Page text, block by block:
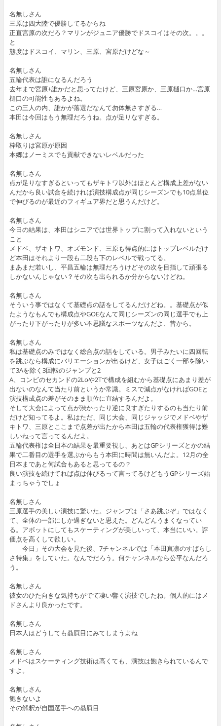
名無しさん
三原は四大陸で優勝してるからね
正直宮原の次だろ？マリンがジュニア優勝でドスコイはその次。。。
と
態度はドスコイ、マリン、三原、宮原だけどな～
名無しさん
五輪代表は誰になるんだろう
去年まで宮原+誰かだと思ってたけど、三原宮原か、三原樋口か…宮原
樋口の可能性もあるよね。
この三人の内、誰かが落選だなんて勿体無さすぎる…
本田は今回はもう無理だろうね。点が足りなすぎる。
名無しさん
枠取りは宮原が原因
本郷はノーミスでも貢献できないレベルだった
名無しさん
点が足りなすぎるといってもザキトワ以外はほとんど構成上差がない
んだから良い試合を続ければ演技構成点が同じシーズンでも10点単位
で伸びるのが最近のフィギュア界だと思うんだけど。
名無しさん
今日の結果は、本田はシニアでは世界トップに割って入れないという
こと
メドベ、ザキトワ、オズモンド、三原も得点的にはトップレベルだけ
ど本田はそれより一段も二段も下のレベルで戦ってる。
まあまだ若いし、平昌五輪は無理だろうけどその次を目指して頑張る
しかないんじゃない？その次も出られるか分からないけどね。
名無しさん
そういう事ではなくて基礎点の話をしてるんだけどね。。基礎点が似
たようなもんでも構成点やGOEなんて同じシーズンの同じ選手でも上
がったり下がったりが多い不思議なスポーツなんだよ、昔から。
名無しさん
私は基礎点のみではなく総合点の話をしている。男子みたいに四回転
を跳ぶなら構成にバリエーションが出るけど、女子はごく一部を除い
て3Aを除く3回転のジャンプと2
A、コンビのセカンドの2Loや2Tで構成を組むから基礎点にあまり差が
出ないのなんて当たり前というか常識。ミスで減点がなければGOEと
演技構成点の差がそのまま順位に直結するんだよ。
そして大会によって点が渋かったり逆に良すぎたりするのも当たり前
だけど知ってるよ。私はただ、同じ大会、同じジャッジでメドベやザ
キトワ、三原とここまで点差が出たから本田は五輪の代表権獲得は難
しいねって言ってるんだよ。
五輪代表権は全日本の結果を最重要視し、あとはGPシリーズとかの結
果で二番目の選手を選ぶからもう本田に時間は無いんだよ。12月の全
日本まであと何試合もあると思ってるの？
良い演技を続けてれば点は伸びるって言ってるけどもうGPシリーズ始
まっちゃうでしょ
名無しさん
三原選手の美しい演技に驚いた。ジャンプは「さあ跳ぶぞ」ではなく
て、全体の一部にしか過ぎないと思えた。どんどんうまくなってい
る。アボットにしてもスケーティングが美しいって、本当にいい。評
価点を高くして欲しい。
今日」その大会を見た後、7チャンネルでは「本田真凛のすばらし
さ特集」をしていた。なんでだろう。何チャンネルなら公平なんだろ
う。
名無しさん
彼女のひた向きな気持ちがでて凄い響く演技でしたね。個人的にはメ
ドさんより良かったです。
名無しさん
日本人はどうしても贔屓目にみてしまうよね
名無しさん
メドベはスケーティング技術は高くても、演技は飽きられているんで
すよ。
名無しさん
飽きないよ
その解釈が自国選手への贔屓目